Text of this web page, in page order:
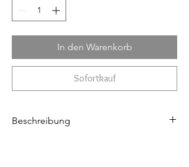
In den Warenkorb
Sofortkauf
Beschreibung